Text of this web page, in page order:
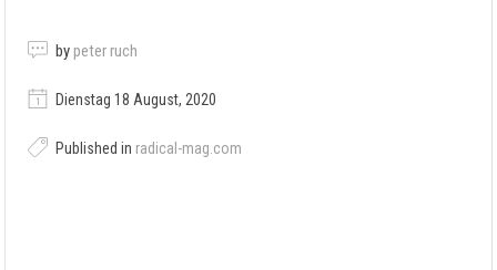
by peter ruch
Dienstag 18 August, 2020
Published in radical-mag.com